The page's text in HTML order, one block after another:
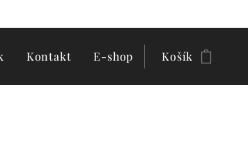
Kontakt E-shop Košík